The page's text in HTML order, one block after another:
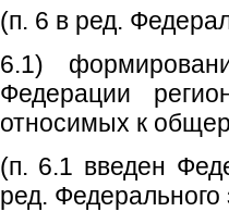
(п. 6 в ред.
6.1)
Федерации
относимых к
(п. 6.1 введен
ред.